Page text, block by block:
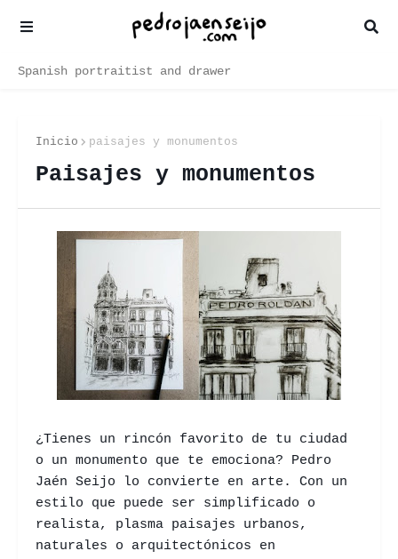
Spanish portraitist and drawer
Inicio paisajes y monumentos
Paisajes y monumentos
¿Tienes un rincón favorito de tu ciudad
o un monumento que te emociona? Pedro
Jaén Seijo lo convierte en arte. Con un
estilo que puede ser simplificado o
realista, plasma paisajes urbanos,
naturales o arquitectónicos en